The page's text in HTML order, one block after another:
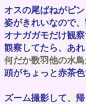
オスの尾ばねがピ
姿がきれいなので
オナガガモだけ観
観察してたら、あ
何だか数羽他の水
頭がちょっと赤茶
ズーム撮影して、